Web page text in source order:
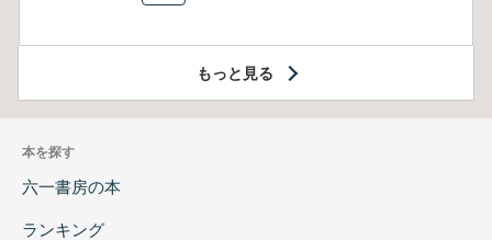
もっと見る
本を探す
六一書房の本
ランキング